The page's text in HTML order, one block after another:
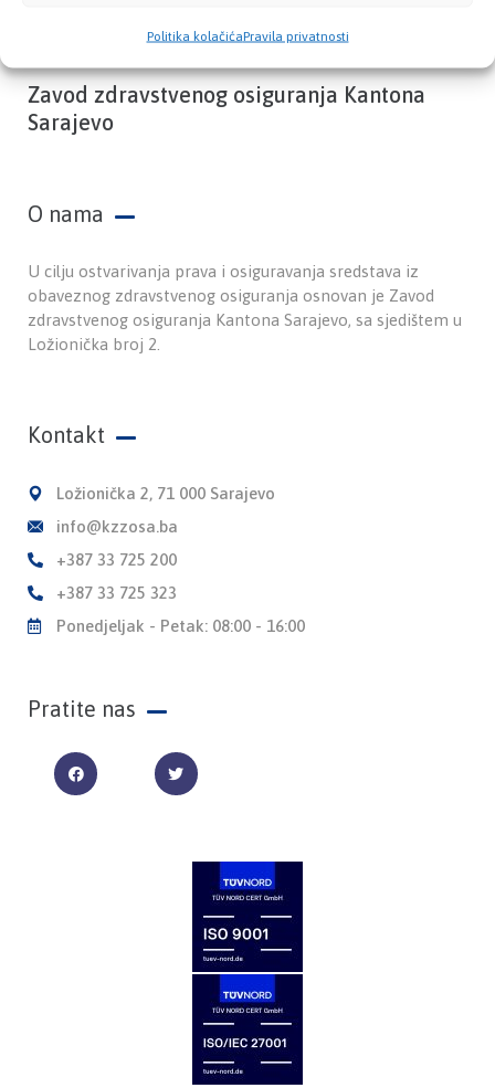
Politika kolačićaPravila privatnosti
Zavod zdravstvenog osiguranja Kantona
Sarajevo
O nama
U cilju ostvarivanja prava i osiguravanja sredstava iz
obaveznog zdravstvenog osiguranja osnovan je Zavod
zdravstvenog osiguranja Kantona Sarajevo, sa sjedištem u
Ložionička broj 2.
Kontakt
Ložionička 2, 71 000 Sarajevo
info@kzzosa.ba
+387 33 725 200
+387 33 725 323
Ponedjeljak - Petak: 08:00 - 16:00
Pratite nas